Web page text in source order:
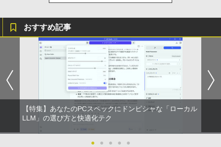
おすすめ記事
【特集】あなたのPCスペックにドンピシャな「ローカル
LLM」の選び方と快適化テク
● ● ● ● ●